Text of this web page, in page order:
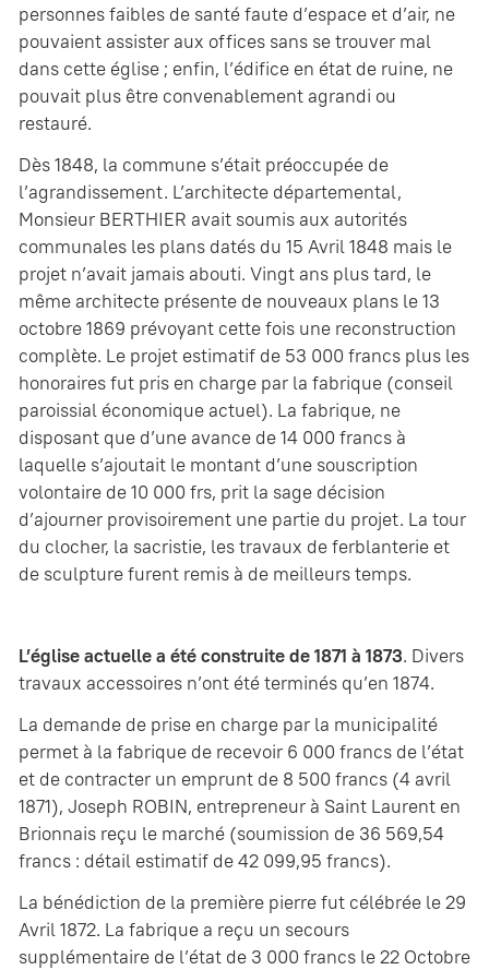
personnes faibles de santé faute d’espace et d’air, ne
pouvaient assister aux offices sans se trouver mal
dans cette église ; enfin, l’édifice en état de ruine, ne
pouvait plus être convenablement agrandi ou
restauré.
Dès 1848, la commune s’était préoccupée de
l’agrandissement. L’architecte départemental,
Monsieur BERTHIER avait soumis aux autorités
communales les plans datés du 15 Avril 1848 mais le
projet n’avait jamais abouti. Vingt ans plus tard, le
même architecte présente de nouveaux plans le 13
octobre 1869 prévoyant cette fois une reconstruction
complète. Le projet estimatif de 53 000 francs plus les
honoraires fut pris en charge par la fabrique (conseil
paroissial économique actuel). La fabrique, ne
disposant que d’une avance de 14 000 francs à
laquelle s’ajoutait le montant d’une souscription
volontaire de 10 000 frs, prit la sage décision
d’ajourner provisoirement une partie du projet. La tour
du clocher, la sacristie, les travaux de ferblanterie et
de sculpture furent remis à de meilleurs temps.
L’église actuelle a été construite de 1871 à 1873. Divers
travaux accessoires n’ont été terminés qu’en 1874.
La demande de prise en charge par la municipalité
permet à la fabrique de recevoir 6 000 francs de l’état
et de contracter un emprunt de 8 500 francs (4 avril
1871), Joseph ROBIN, entrepreneur à Saint Laurent en
Brionnais reçu le marché (soumission de 36 569,54
francs : détail estimatif de 42 099,95 francs).
La bénédiction de la première pierre fut célébrée le 29
Avril 1872. La fabrique a reçu un secours
supplémentaire de l’état de 3 000 francs le 22 Octobre